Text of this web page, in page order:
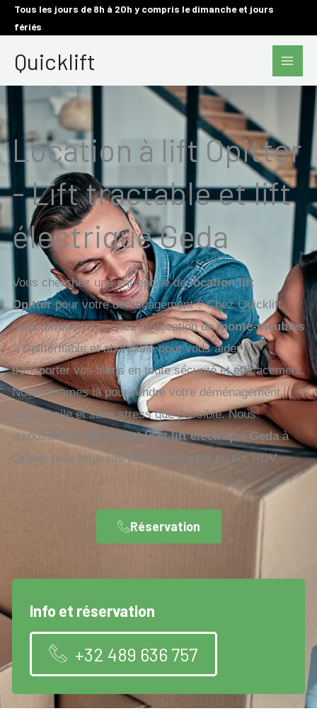
AllerTous les jours de 8h à 20h y compris le dimanche et jours
fériés
Quicklift
Main
Location à lift Opitter
- Lift tractable et lift
électrique Geda
Vous cherchez une entreprise delocation lift
Opitterpour votre déménagement ? Chez Quicklift,
nous offrons un service de location demonte-meubles
à Opitterfiable et abordable pour vous aider à
transporter vos biens en toute sécurité et efficacement.
Nous sommes là pour rendre votre déménagement
aussi facile et sans stress que possible. Nous
disposons de
lift tractableetlift électrique Gedaà
Opitter pour tous vos besoins urgents ou sur RDV.
Réservation
Info et réservation
+32 489 636 757